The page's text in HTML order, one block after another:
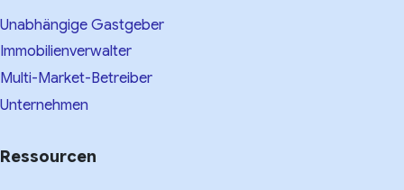
Unabhängige Gastgeber
Immobilienverwalter
Multi-Market-Betreiber
Unternehmen
Ressourcen